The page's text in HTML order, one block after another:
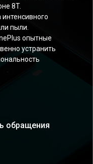
8T.
пыли.
опытные
устранить
обращения